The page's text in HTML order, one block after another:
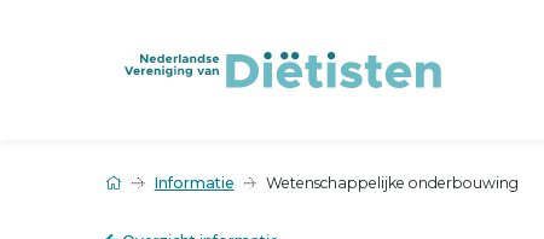
Informatie Wetenschappelijke onderbouwing